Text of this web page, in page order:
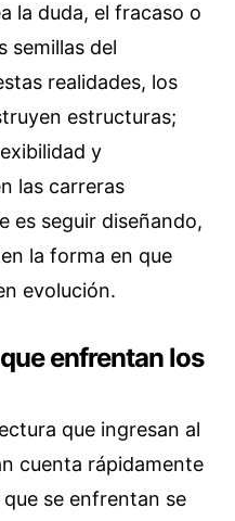
la duda, el fracaso o
semillas del
realidades, los
estructuras;
y
las carreras
es seguir diseñando,
la forma en que
evolución.
enfrentan los
que ingresan al
cuenta rápidamente
se enfrentan se